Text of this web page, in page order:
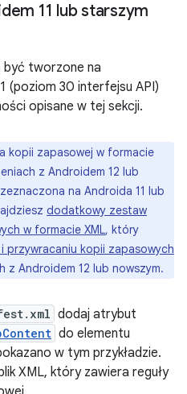
11 lub starszym
być tworzone na
(poziom 30 interfejsu API)
opisane w tej sekcji.
kopii zapasowej w formacie
z Androidem 12 lub
na Androida 11 lub
dodatkowy zestaw
w formacie XML, który
przywracaniu kopii zapasowych
Androidem 12 lub nowszym.
dodaj atrybut
do elementu
w tym przykładzie.
XML, który zawiera reguły